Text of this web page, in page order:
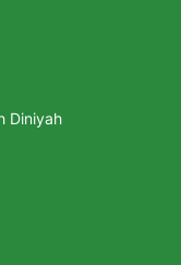
Diniyah